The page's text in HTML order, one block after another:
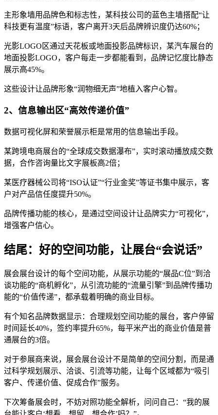
主形象墙用品牌色和标志性，某科技公司的蓝色主墙搭配“让
科技更有温度”标语，客户离开3天后品牌辨识度仍达60%；
光影LOGO区通过天花板或地面投影品牌标识，某汽车展台的
地面投影LOGO，客户每走一步都能看到，品牌记忆度比静态
展示高45%。
这些设计让品牌形象“润物细无声”地植入客户心智。
2、信息输出区“高效传递价值”
数据可视化屏和荣誉展示柜是常用的信息输出手段。
某跨境电商展台的“全球成交数据瀑布”，实时滚动播放成交数
据，合作咨询量比文字展板高2倍；
某医疗器械公司将“ISO认证”“行业金奖”等证书集中展示，客
户对产品信任度提升50%。
品牌传播功能的核心，是通过空间设计让品牌实力“可视化”，
增强客户信心。
结尾：好的空间功能，让展台“会说话”
展会展台设计的每个空间功能，从展示功能的“展品C位”到洽
谈功能的“商机孵化”，从引流功能的“流量引擎”到品牌传播功
能的“价值传递”，都承载着明确的商业目标。
有个知名品牌数据显示：合理规划空间功能的展台，客户停留
时间延长40%，签约率提升65%，每平米产出的商业价值是普
通展台的3倍。
对于参展商来说，展会展台设计不是简单的空间分割，而是通
过科学规划展示、洽谈、引流等功能，让每个区域都为“吸引
客户、传递价值、促成合作”服务。
下次筹备展会时，不妨对照功能全解析，问问自己：“我的展